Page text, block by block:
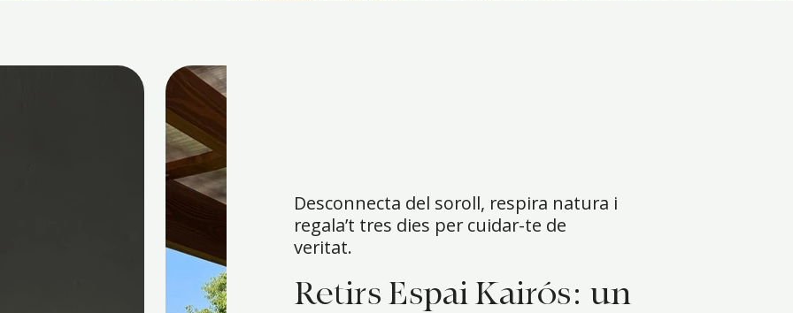
Desconnecta del soroll, respira natura i
regala’t tres dies per cuidar-te de
veritat.
Retirs Espai Kairós: un